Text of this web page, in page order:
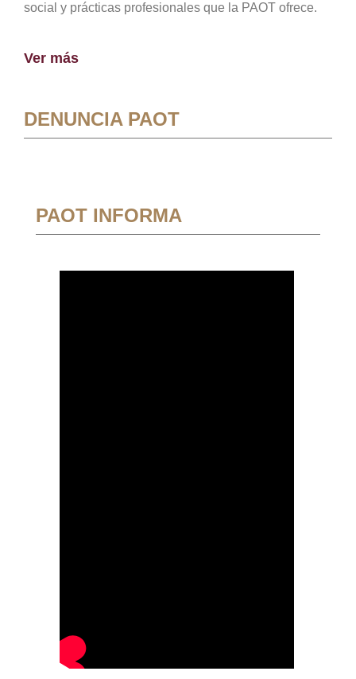
social y prácticas profesionales que la PAOT ofrece.
Ver más
DENUNCIA PAOT
PAOT INFORMA